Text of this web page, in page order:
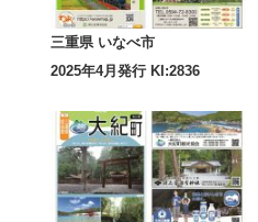
三重県 いなべ市
2025年4月発行 KI:2836